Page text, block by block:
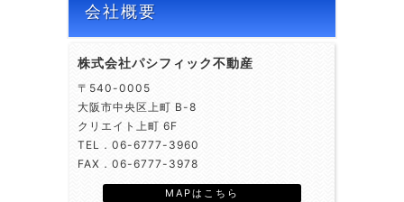
会社概要
株式会社パシフィック不動産
〒540-0005
大阪市中央区上町 B-8
クリエイト上町 6F
TEL．06-6777-3960
FAX．06-6777-3978
MAPはこちら